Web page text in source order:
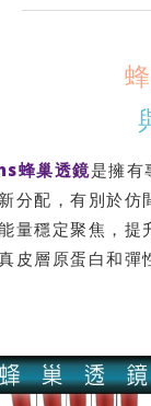
蜂巢透鏡是擁有
分配，有別於
量穩定聚焦，
皮層原蛋白和彈